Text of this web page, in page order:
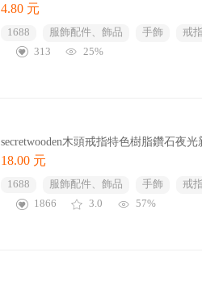
4.80 元
1688 服飾配件、飾品 手飾 戒指
313
25%
secretwooden木頭戒指特色樹脂鑽石夜
18.00 元
1688 服飾配件、飾品 手飾 戒指
1866
3.0 57%